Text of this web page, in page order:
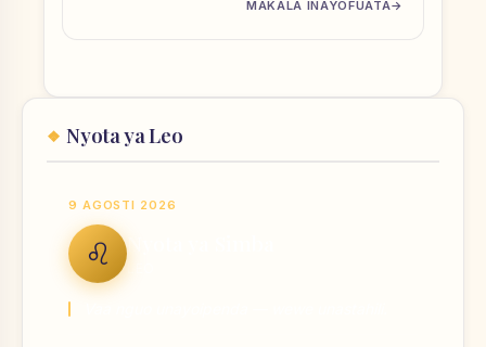
MAKALA INAYOFUATA
Nyota ya Leo
9 AGOSTI 2026
♌